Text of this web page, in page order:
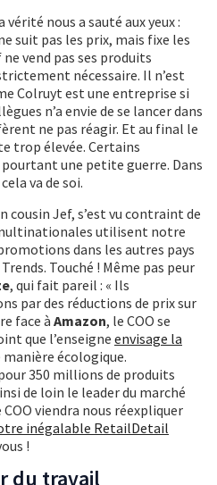
nous a sauté aux yeux :
suit pas les prix, mais fixe les
vend pas ses produits
nécessaire. Il n’est
Colruyt est une entreprise si
n’a envie de se lancer dans
ne pas réagir. Et au final le
trop élevée. Certains
une petite guerre. Dans
va de soi.
cousin Jef, s’est vu contraint de
utilisent notre
dans les autres pays
Touché ! Même pas peur
, qui fait pareil : « Ils
par des réductions de prix sur
face à Amazon, le COO se
que l’enseigne envisage la
manière écologique.
350 millions de produits
de loin le leader du marché
viendra nous réexpliquer
inégalable RetailDetail
!
du travail